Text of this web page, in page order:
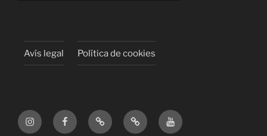
Avís legal Política de cookies
InstagramFacebook
X TikTok YouTube